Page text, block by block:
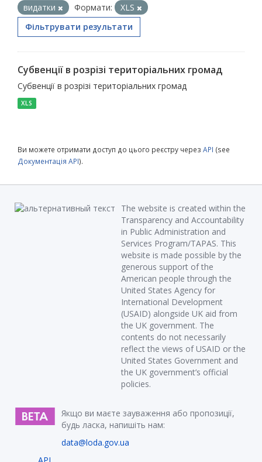
видатки
Формати:
XLS
Фільтрувати результати
Субвенції в розрізі територіальних громад
Субвенції в розрізі територіальних громад
XLS
Ви можете отримати доступ до цього реєстру через API (see
Документація API).
The website is created within the
Transparency and Accountability
in Public Administration and
Services Program/TAPAS. This
website is made possible by the
generous support of the
American people through the
United States Agency for
International Development
(USAID) alongside UK aid from
the UK government. The
contents do not necessarily
reflect the views of USAID or the
United States Government and
the UK government’s official
policies.
Якщо ви маєте зауваження або пропозиції,
будь ласка, напишіть нам:
data@loda.gov.ua